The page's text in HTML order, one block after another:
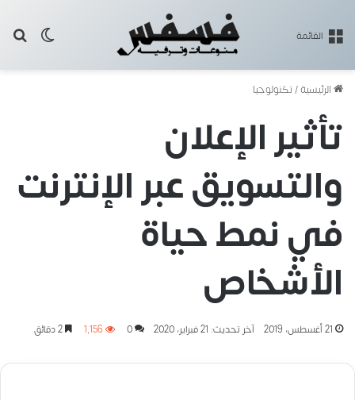
القائمة
الرئيسية/تكنولوجيا
تأثير الإعلان
والتسويق عبر الإنترنت
في نمط حياة
الأشخاص
21 أغسطس، 2019 آخر تحديث: 21 فبراير، 2020 0 1٬156